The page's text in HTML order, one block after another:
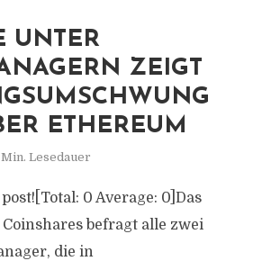
UNTER
ZEIGT
ETHEREUM
Lesedauer
0 Average: 0]Das
befragt alle zwei
die in